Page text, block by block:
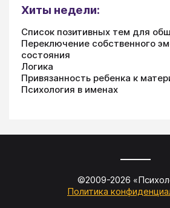
Хиты недели:
Список позитивных тем для
Переключение собственного
состояния
Логика
Привязанность ребенка к
Психология в именах
©2009-2026 «
Политика